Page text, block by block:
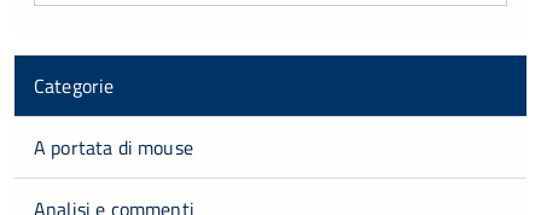
Categorie
A portata di mouse
Analisi e commenti